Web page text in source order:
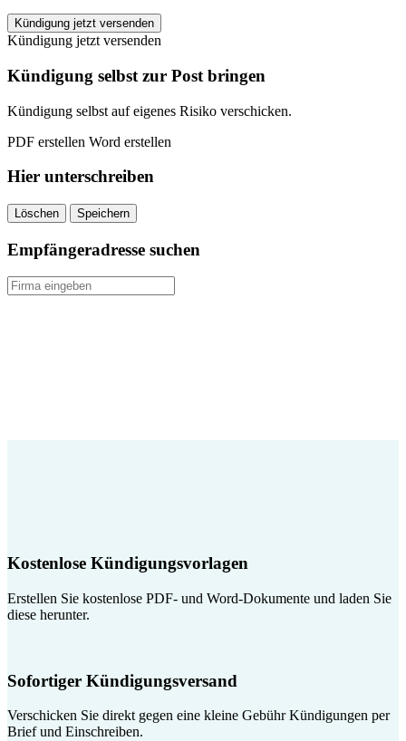
WTC
Wohnen
TeleCommunication
kündigen
Kündigung jetzt versenden
Kündigung jetzt versenden
Kündigung selbst zur Post bringen
Kündigung selbst auf eigenes Risiko verschicken.
PDF erstellen Word erstellen
Hier unterschreiben
Löschen Speichern
Empfängeradresse suchen
Kostenlose Kündigungsvorlagen
Erstellen Sie kostenlose PDF- und Word-Dokumente und laden Sie
diese herunter.
Sofortiger Kündigungsversand
Verschicken Sie direkt gegen eine kleine Gebühr Kündigungen per
Brief und Einschreiben.